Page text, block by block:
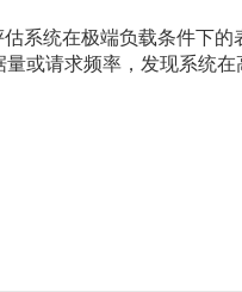
统在极端负载条件下的
或请求频率，发现系统在